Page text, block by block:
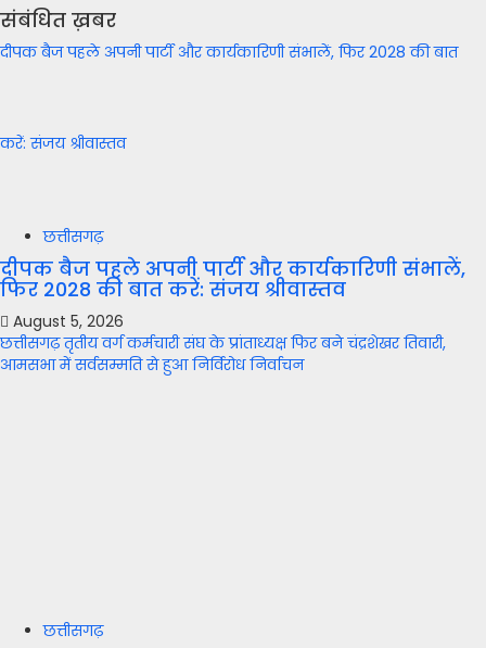
संबंधित ख़बर
दीपक बैज पहले अपनी पार्टी और कार्यकारिणी संभालें, फिर 2028 की बात
करें: संजय श्रीवास्तव
छत्तीसगढ़
दीपक बैज पहले अपनी पार्टी और कार्यकारिणी संभालें,
फिर 2028 की बात करें: संजय श्रीवास्तव
August 5, 2026
छत्तीसगढ़ तृतीय वर्ग कर्मचारी संघ के प्रांताध्यक्ष फिर बने चंद्रशेखर तिवारी,
आमसभा में सर्वसम्मति से हुआ निर्विरोध निर्वाचन
छत्तीसगढ़